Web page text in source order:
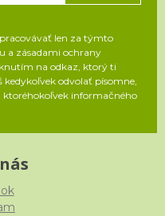
len za týmto
a zásadami ochrany
na odkaz, ktorý ti
kedykoľvek odvolať písomne,
informačného